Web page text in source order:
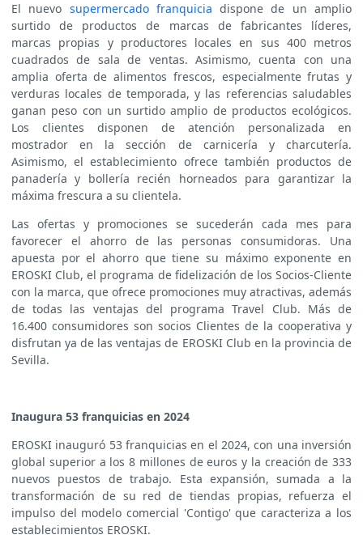
El nuevo supermercado franquicia dispone de un amplio
surtido de productos de marcas de fabricantes líderes,
marcas propias y productores locales en sus 400 metros
cuadrados de sala de ventas. Asimismo, cuenta con una
amplia oferta de alimentos frescos, especialmente frutas y
verduras locales de temporada, y las referencias saludables
ganan peso con un surtido amplio de productos ecológicos.
Los clientes disponen de atención personalizada en
mostrador en la sección de carnicería y charcutería.
Asimismo, el establecimiento ofrece también productos de
panadería y bollería recién horneados para garantizar la
máxima frescura a su clientela.
Las ofertas y promociones se sucederán cada mes para
favorecer el ahorro de las personas consumidoras. Una
apuesta por el ahorro que tiene su máximo exponente en
EROSKI Club, el programa de fidelización de los Socios-Cliente
con la marca, que ofrece promociones muy atractivas, además
de todas las ventajas del programa Travel Club. Más de
16.400 consumidores son socios Clientes de la cooperativa y
disfrutan ya de las ventajas de EROSKI Club en la provincia de
Sevilla.
Inaugura 53 franquicias en 2024
EROSKI inauguró 53 franquicias en el 2024, con una inversión
global superior a los 8 millones de euros y la creación de 333
nuevos puestos de trabajo. Esta expansión, sumada a la
transformación de su red de tiendas propias, refuerza el
impulso del modelo comercial 'Contigo' que caracteriza a los
establecimientos EROSKI.